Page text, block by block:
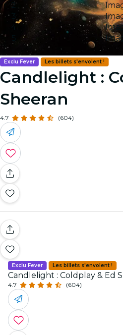
Exclu Fever Les billets s'envolent !
Candlelight :
Sheeran
4.7 (604)
Exclu Fever Les billets s'envolent !
Candlelight : Coldplay & Ed
4.7 (604)